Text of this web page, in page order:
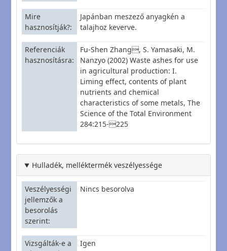
Mire
hasznosítják?
Japánban meszező anyagkén a
talajhoz keverve.
Referenciák
hasznosításra
Fu-Shen Zhang, S. Yamasaki, M.
Nanzyo (2002) Waste ashes for use
in agricultural production: I.
Liming effect, contents of plant
nutrients and chemical
characteristics of some metals, The
Science of the Total Environment
284:215-225
Hulladék, melléktermék veszélyessége
Veszélyességi
jellemzők a
besorolás
szerint
Nincs besorolva
Vizsgálták-e a
Igen